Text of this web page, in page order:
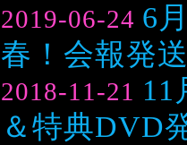
2019-06-24 6
春！会報発
2018-11-21 11
＆特典DVD